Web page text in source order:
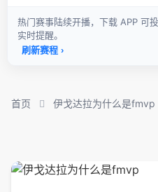
首页 伊戈达拉为什么是fmvp